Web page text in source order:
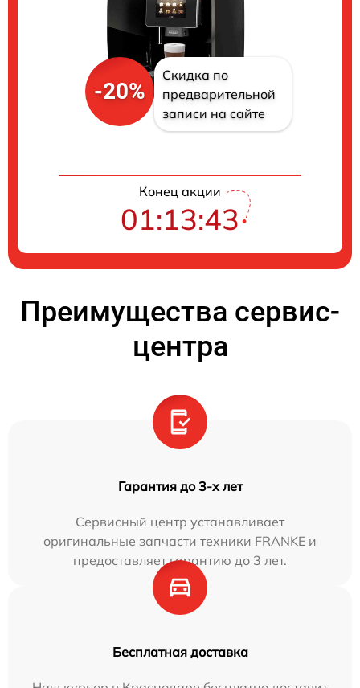
-20%
Скидка по
предварительной
записи на сайте
Конец акции
01:13:43
Преимущества сервис-
центра
Гарантия до 3-х лет
Сервисный центр устанавливает
оригинальные запчасти техники FRANKE и
предоставляет гарантию до 3 лет.
Бесплатная доставка